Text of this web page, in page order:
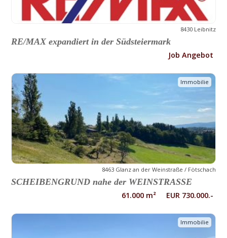
8430 Leibnitz
RE/MAX expandiert in der Südsteiermark
Job Angebot
Immobilie
8463 Glanz an der Weinstraße / Fötschach
SCHEIBENGRUND nahe der WEINSTRASSE
61.000 m² EUR 730.000.-
Immobilie